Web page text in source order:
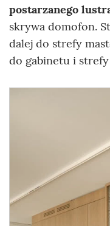
postarzanego
skrywa domofon.
dalej do strefy
do gabinetu i